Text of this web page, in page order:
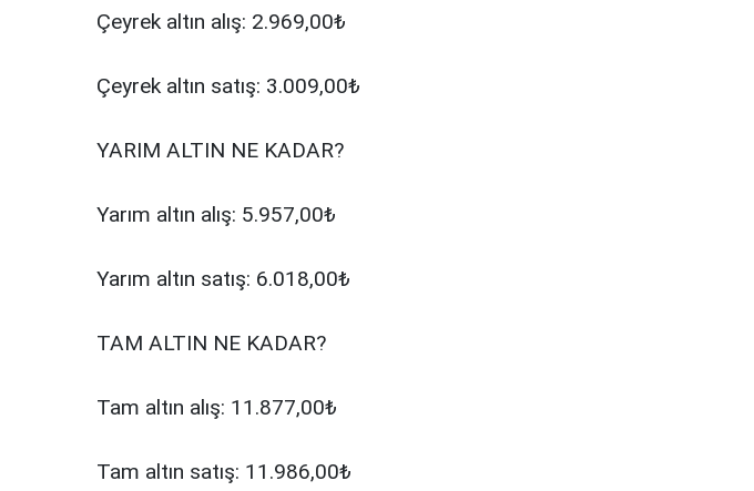
Çeyrek altın alış: 2.969,00₺
Çeyrek altın satış: 3.009,00₺
YARIM ALTIN NE KADAR?
Yarım altın alış: 5.957,00₺
Yarım altın satış: 6.018,00₺
TAM ALTIN NE KADAR?
Tam altın alış: 11.877,00₺
Tam altın satış: 11.986,00₺